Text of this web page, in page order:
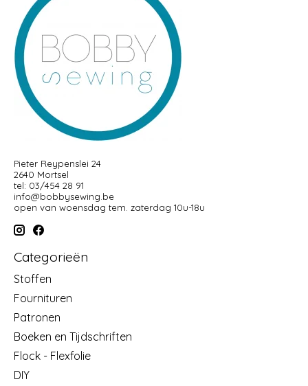
Pieter Reypenslei 24
2640 Mortsel
tel: 03/454 28 91
info@bobbysewing.be
open van woensdag tem. zaterdag 10u-18u
Categorieën
Stoffen
Fournituren
Patronen
Boeken en Tijdschriften
Flock - Flexfolie
DIY